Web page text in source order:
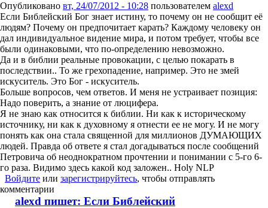
Опубликовано вт, 24/07/2012 - 10:28 пользователем alexd
Если Библейский Бог знает истину, то почему он не сообщит её
людям? Почему он предпочитает карать? Каждому человеку он
дал индивидуальное видение мира, и потом требует, чтобы все
были одинаковыми, что по-определению невозможно.
Да и в библии реальные провокации, с целью покарать в
последствии.. То же грехопадение, например. Это не змей
искуситель. Это Бог - искуситель.
Больше вопросов, чем ответов. И меня не устраивает позиция:
Надо поверить, а знание от люцифера.
Я не знаю как относится к библии. Ни как к историческому
источнику, ни как к духовному я отнести ее не могу. И не могу
понять как она стала священной для миллионов ДУМАЮЩИХ
людей. Правда об ответе я стал догадываться после сообщений
Петровича об неоднократном прочтении и понимании с 5-го 6-
го раза. Видимо здесь какой код заложен.. Holy NLP
Войдите или зарегистрируйтесь, чтобы отправлять
комментарии
alexd пишет: Если Библейский